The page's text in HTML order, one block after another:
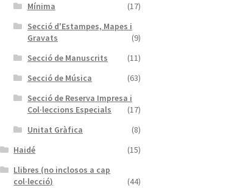
Mínima
(17)
Secció d'Estampes, Mapes i
Gravats
(9)
Secció de Manuscrits
(11)
Secció de Música
(63)
Secció de Reserva Impresa i
Col·leccions Especials
(17)
Unitat Gràfica
(8)
Haidé
(15)
Llibres (no inclosos a cap
col·lecció)
(44)